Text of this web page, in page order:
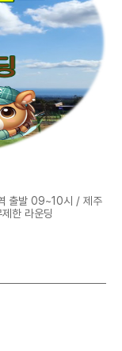
출발 09~10시 / 제주
한 라운딩